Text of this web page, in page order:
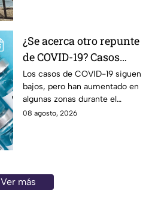
¿Se acerca otro repunte
de COVID-19? Casos
aumentan en estas
zonas
Los casos de COVID-19 siguen
bajos, pero han aumentado en
algunas zonas durante el
verano. Conoce qué estados
08 agosto, 2026
Ver más